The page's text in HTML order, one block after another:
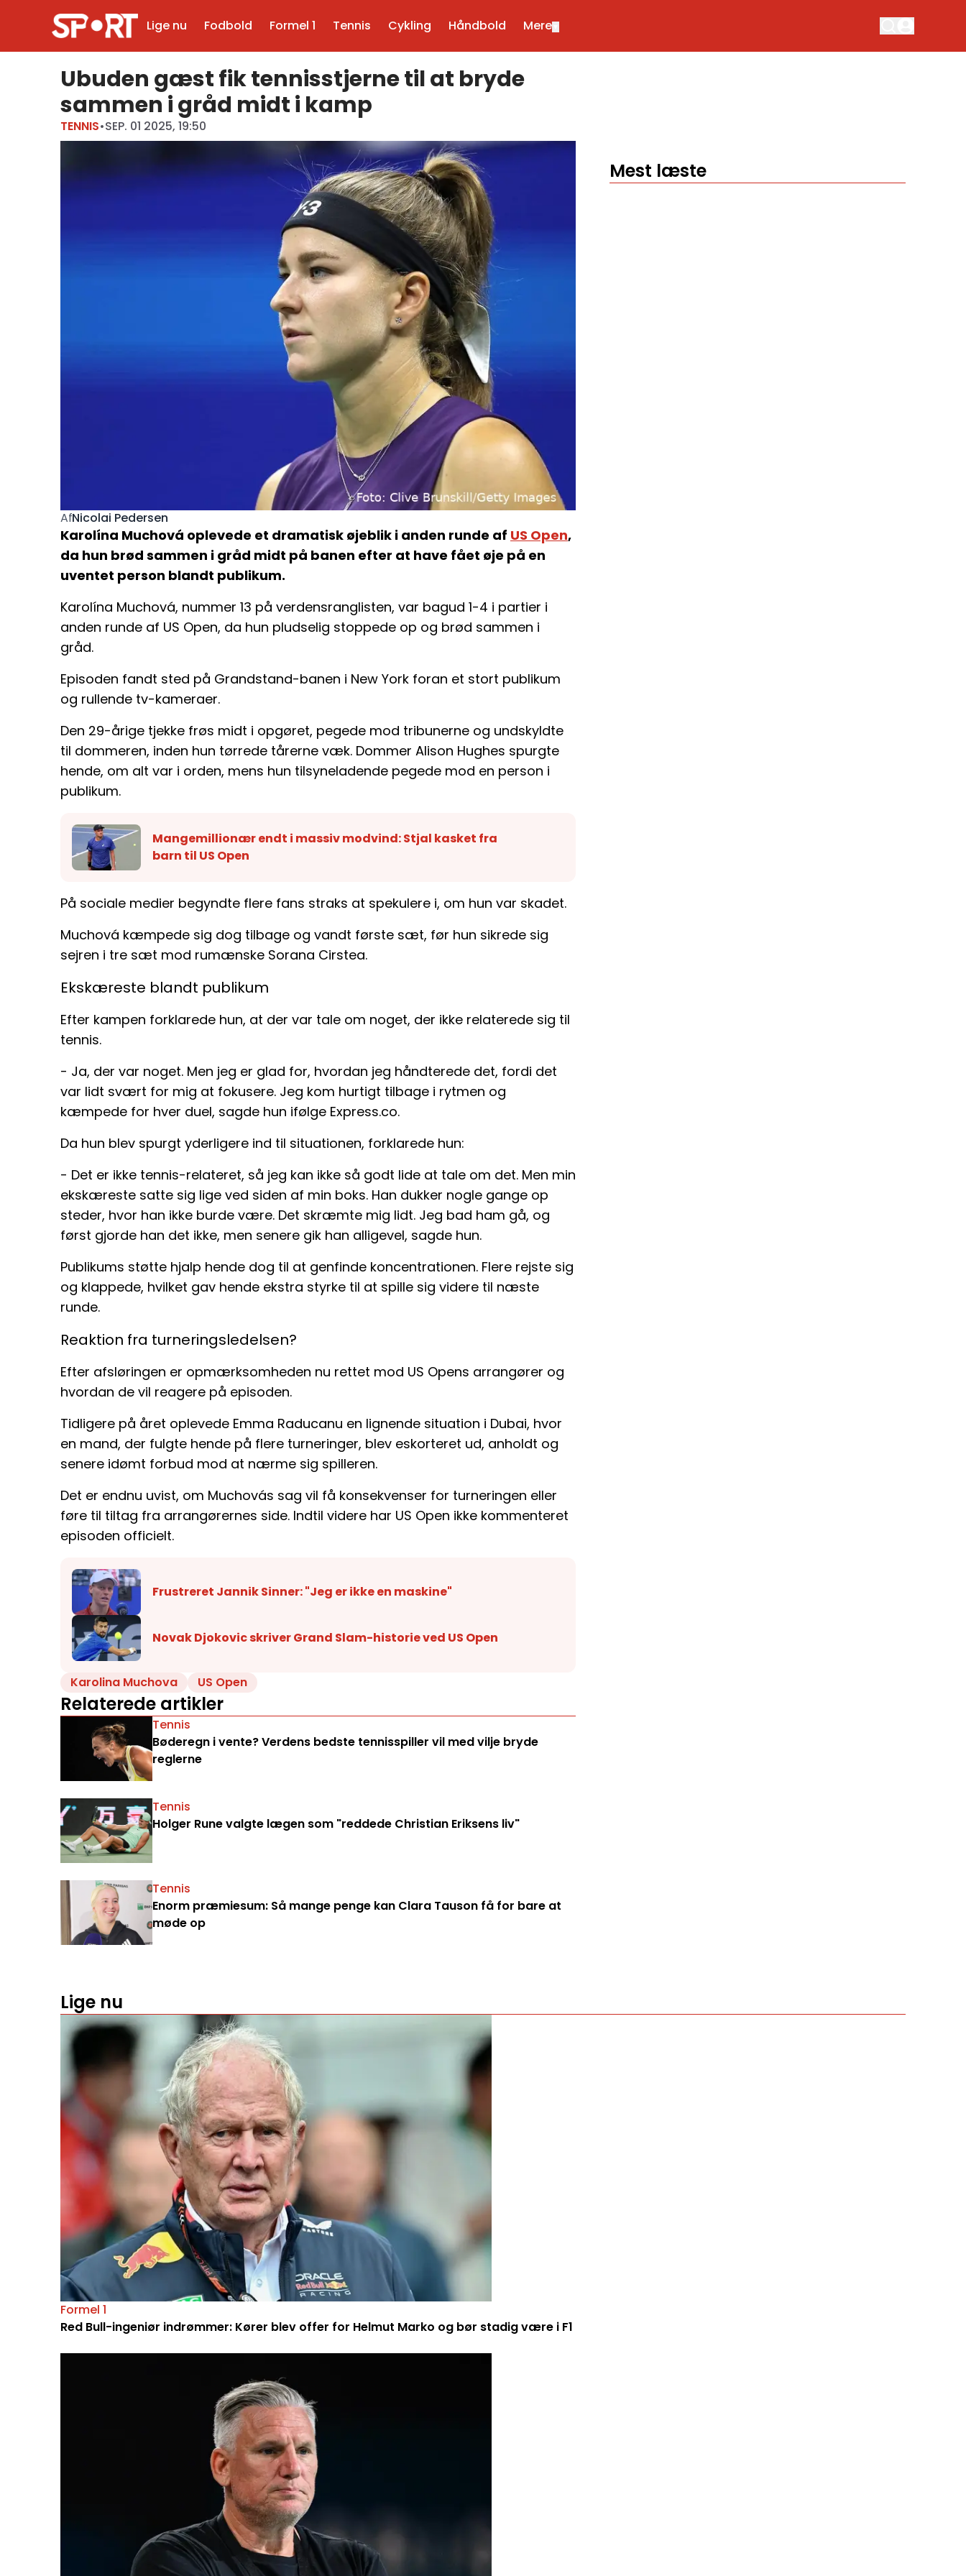
Lige nu Fodbold Formel 1 Tennis Cykling Håndbold Mere
Ubuden gæst fik tennisstjerne til at bryde
sammen i gråd midt i kamp
TENNIS•SEP. 01 2025, 19:50
AfNicolai Pedersen
Karolína Muchová oplevede et dramatisk øjeblik i anden runde af US Open,
da hun brød sammen i gråd midt på banen efter at have fået øje på en
uventet person blandt publikum.
Karolína Muchová, nummer 13 på verdensranglisten, var bagud 1-4 i partier i
anden runde af US Open, da hun pludselig stoppede op og brød sammen i
gråd.
Episoden fandt sted på Grandstand-banen i New York foran et stort publikum
og rullende tv-kameraer.
Den 29-årige tjekke frøs midt i opgøret, pegede mod tribunerne og undskyldte
til dommeren, inden hun tørrede tårerne væk. Dommer Alison Hughes spurgte
hende, om alt var i orden, mens hun tilsyneladende pegede mod en person i
publikum.
Mangemillionær endt i massiv modvind: Stjal kasket fra
barn til US Open
På sociale medier begyndte flere fans straks at spekulere i, om hun var skadet.
Muchová kæmpede sig dog tilbage og vandt første sæt, før hun sikrede sig
sejren i tre sæt mod rumænske Sorana Cirstea.
Ekskæreste blandt publikum
Efter kampen forklarede hun, at der var tale om noget, der ikke relaterede sig til
tennis.
- Ja, der var noget. Men jeg er glad for, hvordan jeg håndterede det, fordi det
var lidt svært for mig at fokusere. Jeg kom hurtigt tilbage i rytmen og
kæmpede for hver duel, sagde hun ifølge Express.co.
Da hun blev spurgt yderligere ind til situationen, forklarede hun:
- Det er ikke tennis-relateret, så jeg kan ikke så godt lide at tale om det. Men min
ekskæreste satte sig lige ved siden af min boks. Han dukker nogle gange op
steder, hvor han ikke burde være. Det skræmte mig lidt. Jeg bad ham gå, og
først gjorde han det ikke, men senere gik han alligevel, sagde hun.
Publikums støtte hjalp hende dog til at genfinde koncentrationen. Flere rejste sig
og klappede, hvilket gav hende ekstra styrke til at spille sig videre til næste
runde.
Reaktion fra turneringsledelsen?
Efter afsløringen er opmærksomheden nu rettet mod US Opens arrangører og
hvordan de vil reagere på episoden.
Tidligere på året oplevede Emma Raducanu en lignende situation i Dubai, hvor
en mand, der fulgte hende på flere turneringer, blev eskorteret ud, anholdt og
senere idømt forbud mod at nærme sig spilleren.
Det er endnu uvist, om Muchovás sag vil få konsekvenser for turneringen eller
føre til tiltag fra arrangørernes side. Indtil videre har US Open ikke kommenteret
episoden officielt.
Frustreret Jannik Sinner: "Jeg er ikke en maskine"
Novak Djokovic skriver Grand Slam-historie ved US Open
Karolina Muchova US Open
Relaterede artikler
Tennis
Bøderegn i vente? Verdens bedste tennisspiller vil med vilje bryde
reglerne
Tennis
Holger Rune valgte lægen som "reddede Christian Eriksens liv"
Tennis
Enorm præmiesum: Så mange penge kan Clara Tauson få for bare at
møde op
Mest læste
Lige nu
Formel 1
Red Bull-ingeniør indrømmer: Kører blev offer for Helmut Marko og bør stadig være i F1